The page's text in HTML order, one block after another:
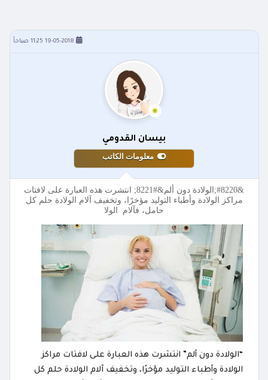
19-05-2018 11:25 صباحاً
بيسان القدومي
معلومات الكاتب
&#8220;الولادة دون ألم&#8221; انتشرت هذه العبارة على لافتات
مراكز الولادة وأطباء التوليد مؤخرًا، وتخفيف آلام الولادة حلم كل
حامل، فآلام الولا
“الولادة دون ألم” انتشرت هذه العبارة على لافتات مراكز
الولادة وأطباء التوليد مؤخرًا، وتخفيف آلام الولادة حلم كل